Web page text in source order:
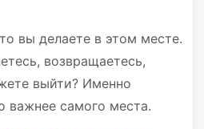
вы делаете в этом месте.
возвращаетесь,
выйти? Именно
важнее самого места.